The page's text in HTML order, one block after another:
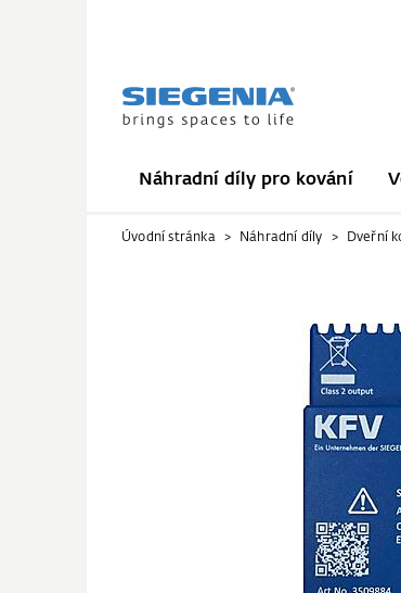
Náhradní díly pro kování
Úvodní stránka Náhradní díly Dveřní